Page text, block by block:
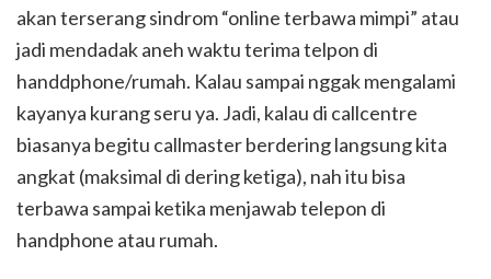
akan terserang sindrom “online terbawa mimpi” atau
jadi mendadak aneh waktu terima telpon di
handdphone/rumah. Kalau sampai nggak mengalami
kayanya kurang seru ya. Jadi, kalau di callcentre
biasanya begitu callmaster berdering langsung kita
angkat (maksimal di dering ketiga), nah itu bisa
terbawa sampai ketika menjawab telepon di
handphone atau rumah.